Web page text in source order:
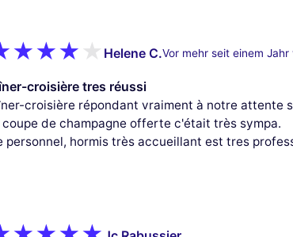
Helene C.Vor mehr seit einem
croisière tres réussi
croisière répondant vraiment à notre attente
coupe de champagne offerte c'était très sympa.
personnel, hormis très accueillant est tres